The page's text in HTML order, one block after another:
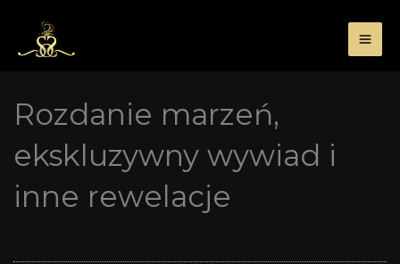
treści
Rozdanie marzeń,
ekskluzywny wywiad i
inne rewelacje